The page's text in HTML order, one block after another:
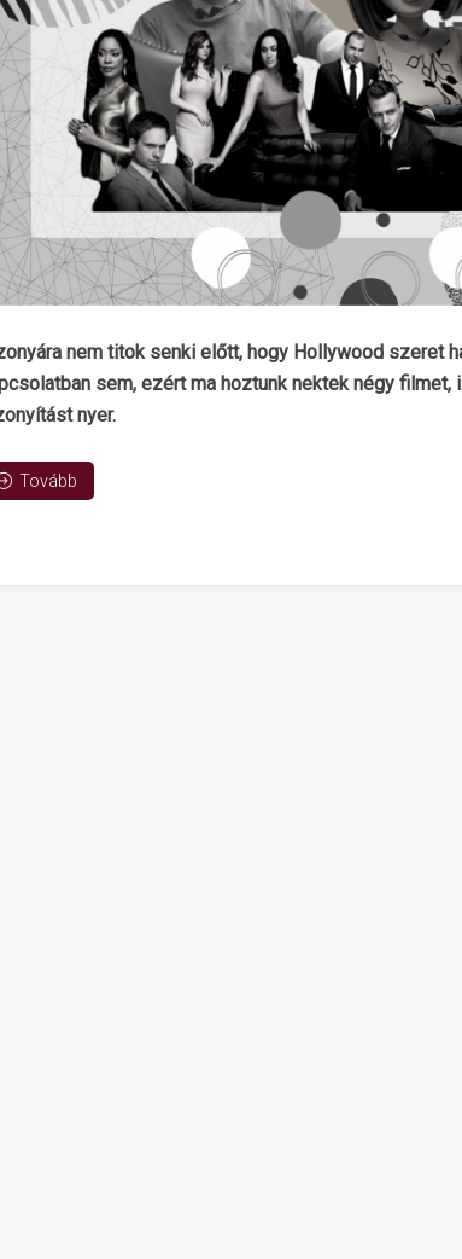
nem titok senki előtt, hogy Hollywood szeret
sem, ezért ma hoztunk nektek négy
nyer.
Tovább